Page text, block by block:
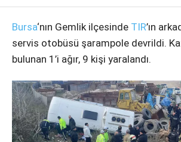
Bursa‘nın Gemlik ilçesinde TIR’ın
servis otobüsü şarampole devrildi.
bulunan 1’i ağır, 9 kişi yaralandı.